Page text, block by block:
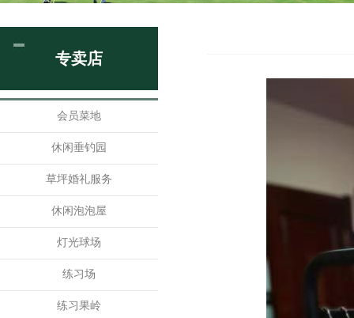
专卖店
会员菜地
休闲垂钓园
草坪婚礼服务
休闲泡泡屋
灯光球场
练习场
练习果岭